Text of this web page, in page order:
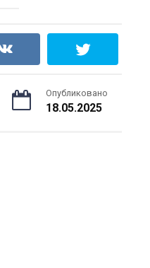
Опубликовано
18.05.2025